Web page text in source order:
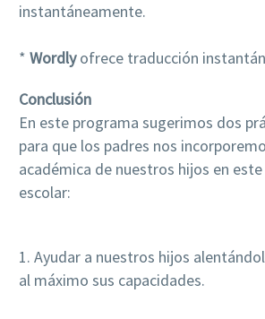
instantáneamente.
* Wordlyofrece traducción
Conclusión
En este programa sugerimos dos
para que los padres nos
académica de nuestros hijos en
escolar:
1. Ayudar a nuestros hijos
al máximo sus capacidades.